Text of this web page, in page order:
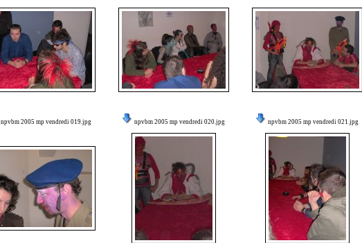
npvbm 2005 mp vendredi 019.jpg npvbm 2005 mp vendredi 020.jpg npvbm 2005 mp vendredi 021.jpg